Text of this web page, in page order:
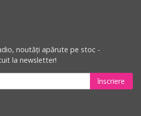
noutăți apărute pe stoc -
la newsletter!
înscriere